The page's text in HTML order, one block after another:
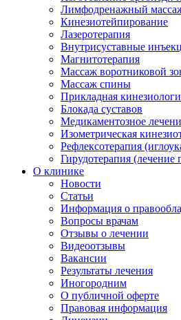
Лимфодренажный
Кинезиотейпирование
Лазеротерапия
Внутрисуставные
Магнитотерапия
Массаж воротниковой
Массаж спины
Прикладная
Блокада суставов
Медикаментозное
Изометрическая
Рефлексотерапия
Гирудотерапия (лечение
О клинике
Новости
Статьи
Информация о
Вопросы врачам
Отзывы о лечении
Видеоотзывы
Вакансии
Результаты лечения
Иногородним
О публичной оферте
Правовая информация